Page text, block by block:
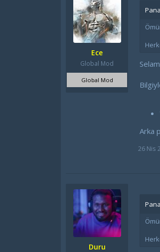
Ece
Global Mod
Global Mod
Arka
26 Nis
Duru